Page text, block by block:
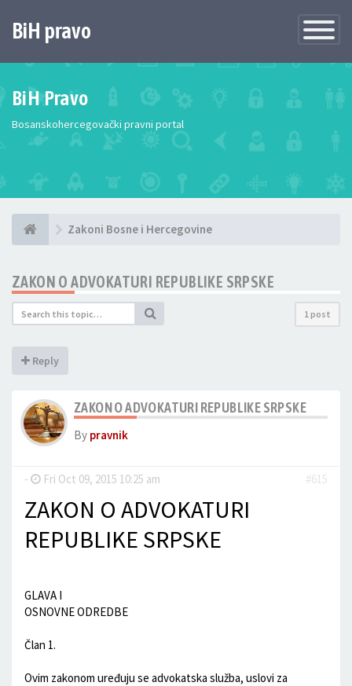
Toggle
BiH pravo
BiH Pravo
Bosanskohercegovački pravni portal
Zakoni Bosne i Hercegovine
ZAKON O ADVOKATURI REPUBLIKE SRPSKE
1 post
Reply
ZAKON O ADVOKATURI REPUBLIKE SRPSKE
By pravnik
- Fri Oct 09, 2015 10:25 am #615
ZAKON O ADVOKATURI
REPUBLIKE SRPSKE
GLAVA I
OSNOVNE ODREDBE
Član 1.
Ovim zakonom uređuju se advokatska služba, uslovi za